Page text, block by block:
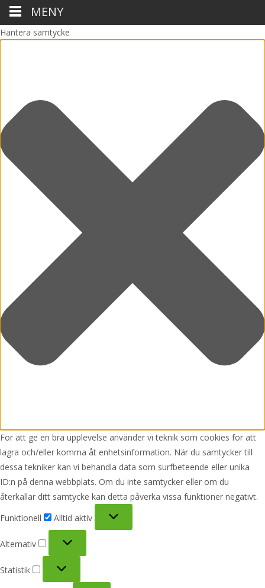
Hantera samtycke
För att ge en bra upplevelse använder vi teknik som cookies för att
lagra och/eller komma åt enhetsinformation. När du samtycker till
dessa tekniker kan vi behandla data som surfbeteende eller unika
ID:n på denna webbplats. Om du inte samtycker eller om du
återkallar ditt samtycke kan detta påverka vissa funktioner negativt.
Funktionell
Alltid aktiv
Alternativ
Statistik
MENY